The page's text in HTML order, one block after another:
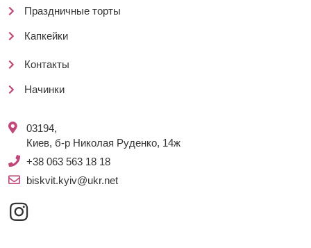
Праздничные торты
Капкейки
Контакты
Начинки
03194,
Киев, б-р Николая Руденко, 14ж
+38 063 563 18 18
biskvit.kyiv@ukr.net